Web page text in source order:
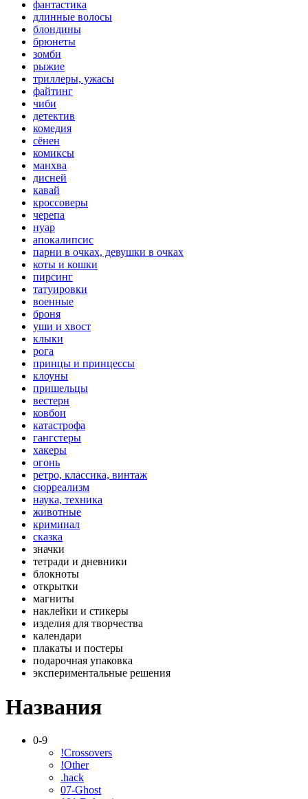
фантастика
длинные волосы
блондины
брюнеты
зомби
рыжие
триллеры, ужасы
файтинг
чиби
детектив
комедия
сёнен
комиксы
манхва
дисней
кавай
кроссоверы
черепа
нуар
апокалипсис
парни в очках, девушки в очках
коты и кошки
пирсинг
татуировки
военные
броня
уши и хвост
клыки
рога
принцы и принцессы
клоуны
пришельцы
вестерн
ковбои
катастрофа
гангстеры
хакеры
огонь
ретро, классика, винтаж
сюрреализм
наука, техника
животные
криминал
сказка
значки
тетради и дневники
блокноты
открытки
магниты
наклейки и стикеры
изделия для творчества
календари
плакаты и постеры
подарочная упаковка
экспериментальные решения
Названия
0-9
!Crossovers
!Other
.hack
07-Ghost